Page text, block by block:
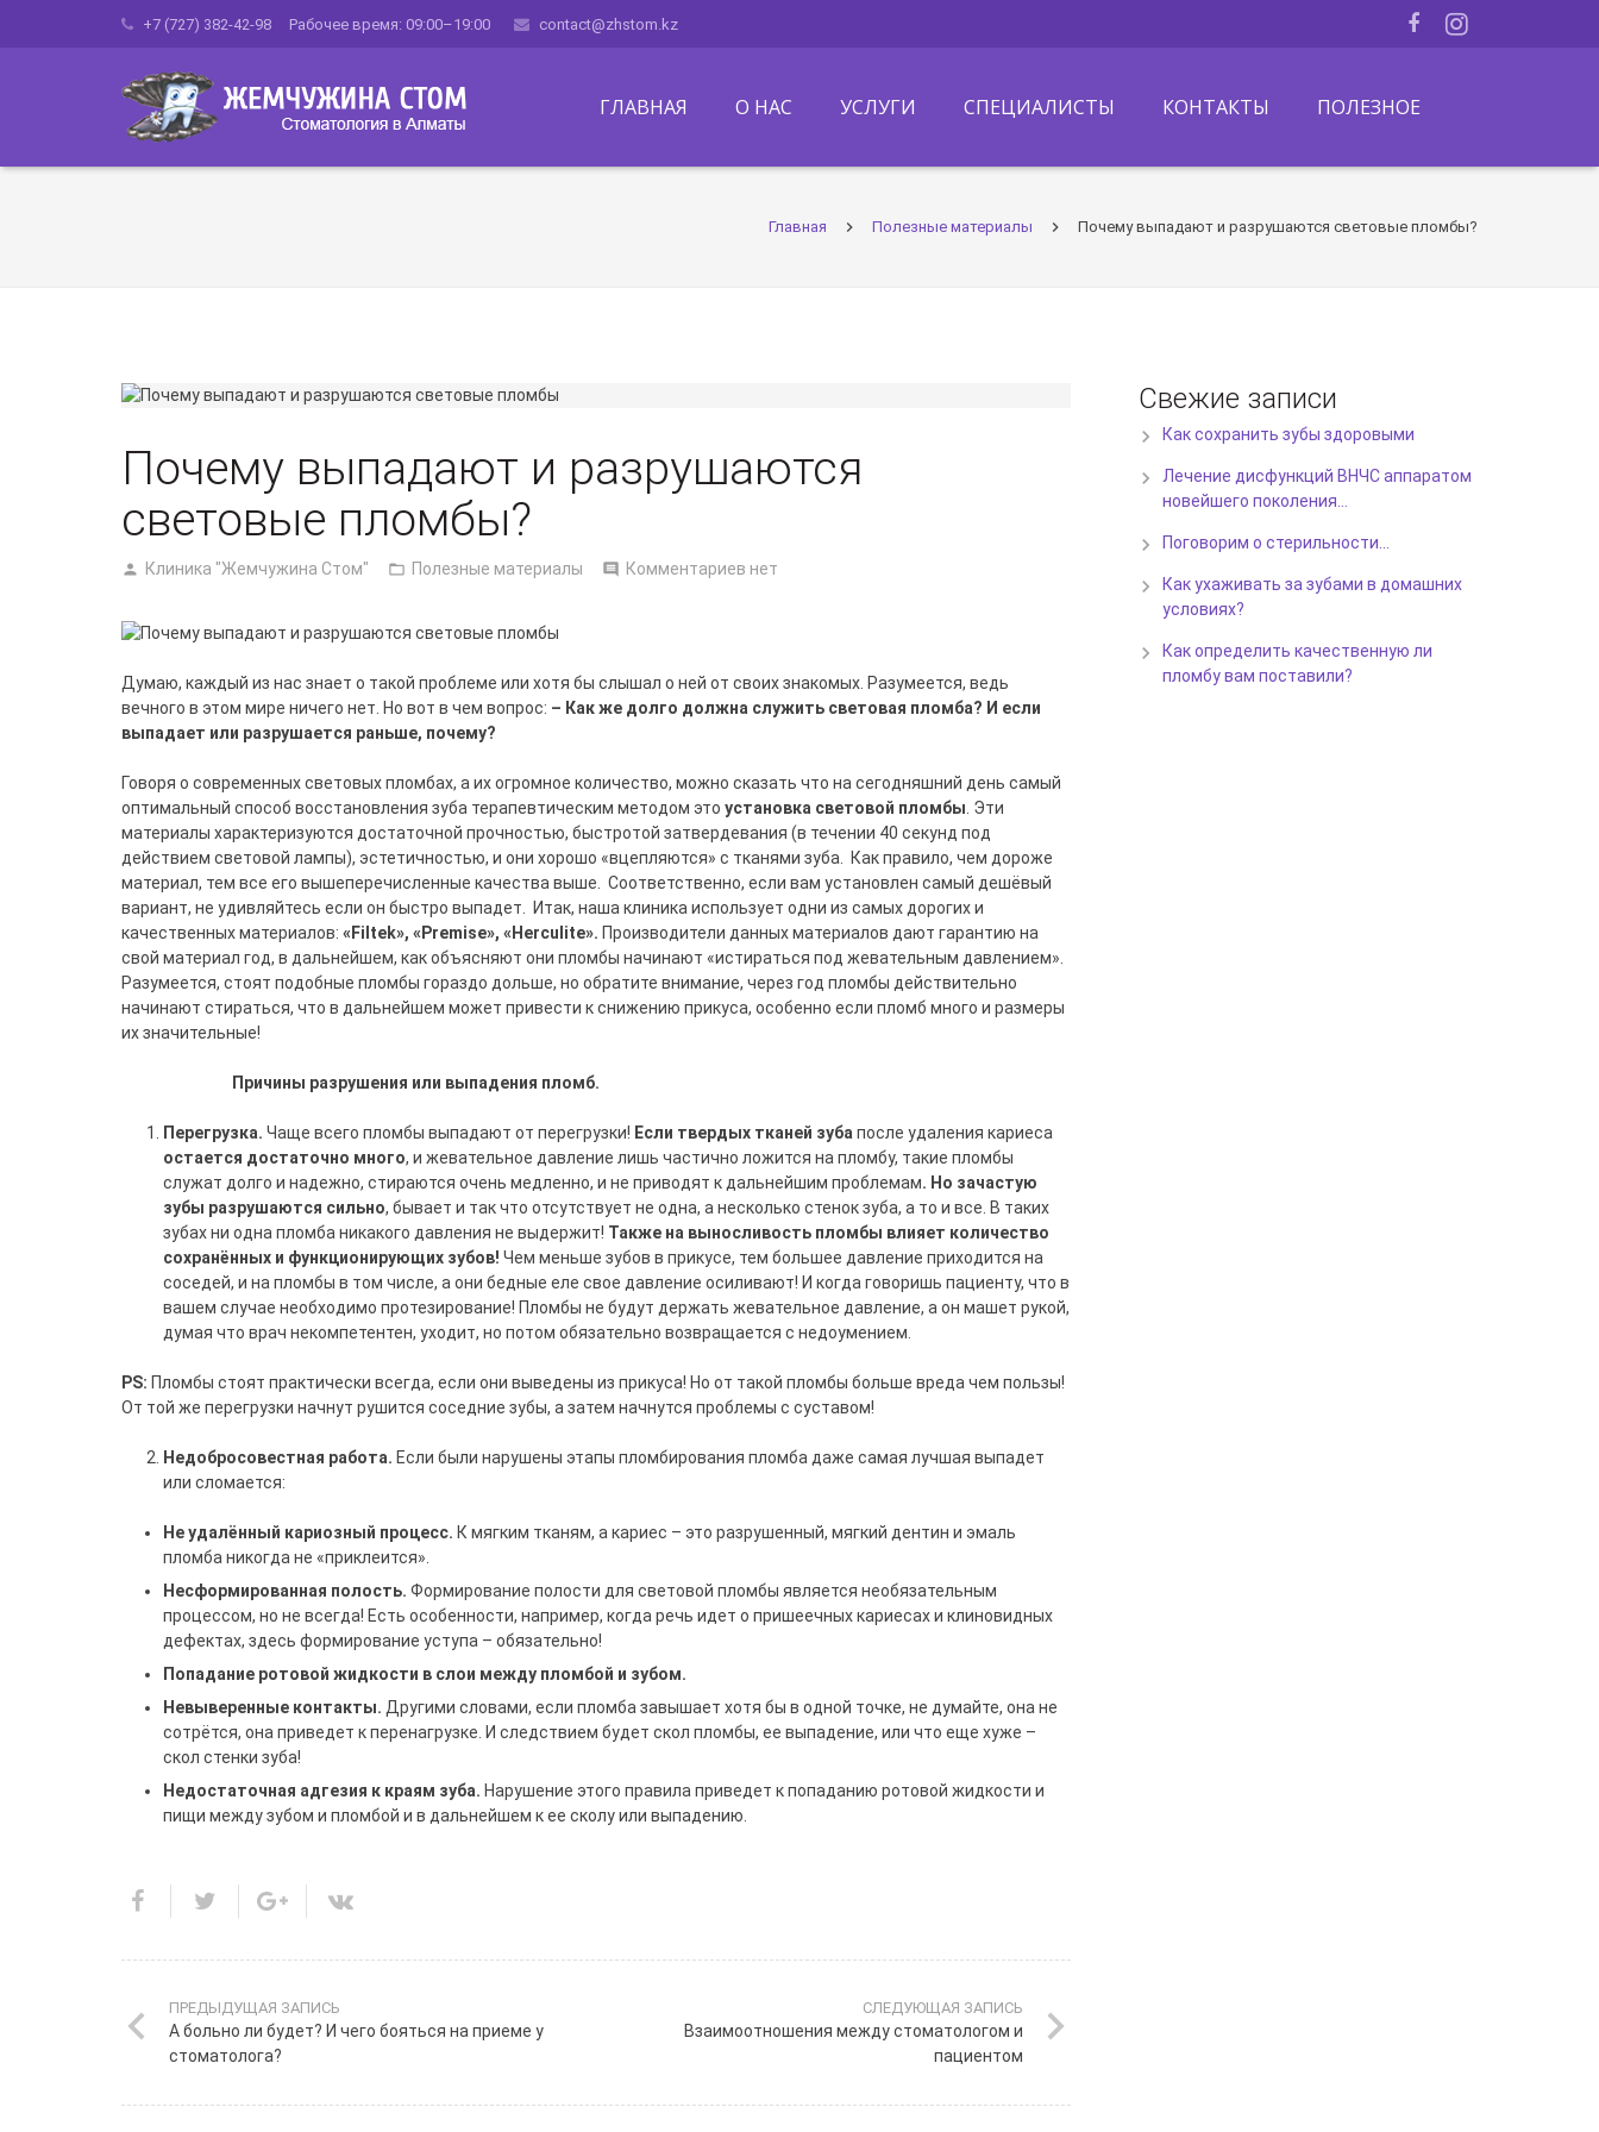
+7 (727) 382-42-98 Рабочее время: 09:00–19:00 contact@zhstom.kz
ГЛАВНАЯ О НАС УСЛУГИ СПЕЦИАЛИСТЫ КОНТАКТЫ ПОЛЕЗНОЕ
Главная Полезные материалы Почему выпадают и разрушаются световые пломбы?
Почему выпадают и разрушаются
световые пломбы?
Клиника "Жемчужина Стом" Полезные материалы Комментариев нет
Думаю, каждый из нас знает о такой проблеме или хотя бы слышал о ней от своих знакомых. Разумеется, ведь
вечного в этом мире ничего нет. Но вот в чем вопрос: – Как же долго должна служить световая пломба? И если
выпадает или разрушается раньше, почему?
Говоря о современных световых пломбах, а их огромное количество, можно сказать что на сегодняшний день самый
оптимальный способ восстановления зуба терапевтическим методом это установка световой пломбы . Эти
материалы характеризуются достаточной прочностью, быстротой затвердевания (в течении 40 секунд под
действием световой лампы), эстетичностью, и они хорошо «вцепляются» с тканями зуба. Как правило, чем дороже
материал, тем все его вышеперечисленные качества выше. Соответственно, если вам установлен самый дешёвый
вариант, не удивляйтесь если он быстро выпадет. Итак, наша клиника использует одни из самых дорогих и
качественных материалов: « Filtek», « Premise», « Herculite». Производители данных материалов дают гарантию на
свой материал год, в дальнейшем, как объясняют они пломбы начинают «истираться под жевательным давлением».
Разумеется, стоят подобные пломбы гораздо дольше, но обратите внимание, через год пломбы действительно
начинают стираться, что в дальнейшем может привести к снижению прикуса, особенно если пломб много и размеры
их значительные!
Причины разрушения или выпадения пломб.
Перегрузка. Чаще всего пломбы выпадают от перегрузки! Если твердых тканей зуба после удаления кариеса
остается достаточно много, и жевательное давление лишь частично ложится на пломбу, такие пломбы
служат долго и надежно, стираются очень медленно, и не приводят к дальнейшим проблемам. Но зачастую
зубы разрушаются сильно, бывает и так что отсутствует не одна, а несколько стенок зуба, а то и все. В таких
зубах ни одна пломба никакого давления не выдержит! Также на выносливость пломбы влияет количество
сохранённых и функционирующих зубов! Чем меньше зубов в прикусе, тем большее давление приходится на
соседей, и на пломбы в том числе, а они бедные еле свое давление осиливают! И когда говоришь пациенту, что в
вашем случае необходимо протезирование! Пломбы не будут держать жевательное давление, а он машет рукой,
думая что врач некомпетентен, уходит, но потом обязательно возвращается с недоумением.
PS: Пломбы стоят практически всегда, если они выведены из прикуса! Но от такой пломбы больше вреда чем пользы!
От той же перегрузки начнут рушится соседние зубы, а затем начнутся проблемы с суставом!
Недобросовестная работа. Если были нарушены этапы пломбирования пломба даже самая лучшая выпадет
или сломается:
Не удалённый кариозный процесс. К мягким тканям, а кариес – это разрушенный, мягкий дентин и эмаль
пломба никогда не «приклеится».
Несформированная полость. Формирование полости для световой пломбы является необязательным
процессом, но не всегда! Есть особенности, например, когда речь идет о пришеечных кариесах и клиновидных
дефектах, здесь формирование уступа – обязательно!
Попадание ротовой жидкости в слои между пломбой и зубом.
Невыверенные контакты. Другими словами, если пломба завышает хотя бы в одной точке, не думайте, она не
сотрётся, она приведет к перенагрузке. И следствием будет скол пломбы, ее выпадение, или что еще хуже –
скол стенки зуба!
Недостаточная адгезия к краям зуба. Нарушение этого правила приведет к попаданию ротовой жидкости и
пищи между зубом и пломбой и в дальнейшем к ее сколу или выпадению.
ПРЕДЫДУЩАЯ ЗАПИСЬ
А больно ли будет? И чего бояться на приеме у
стоматолога?
СЛЕДУЮЩАЯ ЗАПИСЬ
Взаимоотношения между стоматологом и
пациентом
Свежие записи
Как сохранить зубы здоровыми
Лечение дисфункций ВНЧС аппаратом
новейшего поколения…
Поговорим о стерильности…
Как ухаживать за зубами в домашних
условиях?
Как определить качественную ли
пломбу вам поставили?